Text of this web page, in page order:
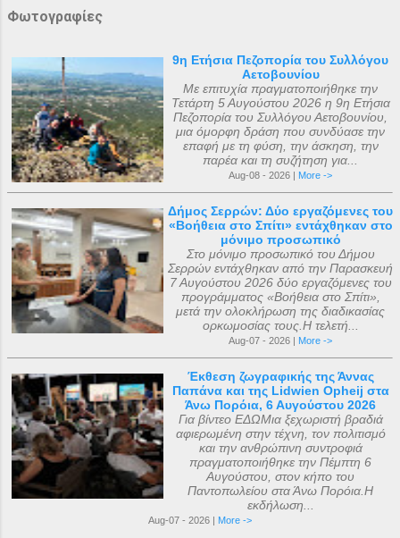
Φωτογραφίες
9η Ετήσια Πεζοπορία του Συλλόγου
Αετοβουνίου
Με επιτυχία πραγματοποιήθηκε την
Τετάρτη 5 Αυγούστου 2026 η 9η Ετήσια
Πεζοπορία του Συλλόγου Αετοβουνίου,
μια όμορφη δράση που συνδύασε την
επαφή με τη φύση, την άσκηση, την
παρέα και τη συζήτηση για...
Aug-08 - 2026 | More ->
Δήμος Σερρών: Δύο εργαζόμενες του
«Βοήθεια στο Σπίτι» εντάχθηκαν στο
μόνιμο προσωπικό
Στο μόνιμο προσωπικό του Δήμου
Σερρών εντάχθηκαν από την Παρασκευή
7 Αυγούστου 2026 δύο εργαζόμενες του
προγράμματος «Βοήθεια στο Σπίτι»,
μετά την ολοκλήρωση της διαδικασίας
ορκωμοσίας τους.Η τελετή...
Aug-07 - 2026 | More ->
Έκθεση ζωγραφικής της Άννας
Παπάνα και της Lidwien Opheij στα
Άνω Πορόια, 6 Αυγούστου 2026
Για βίντεο ΕΔΩΜια ξεχωριστή βραδιά
αφιερωμένη στην τέχνη, τον πολιτισμό
και την ανθρώπινη συντροφιά
πραγματοποιήθηκε την Πέμπτη 6
Αυγούστου, στον κήπο του
Παντοπωλείου στα Άνω Πορόια.Η
εκδήλωση...
Aug-07 - 2026 | More ->